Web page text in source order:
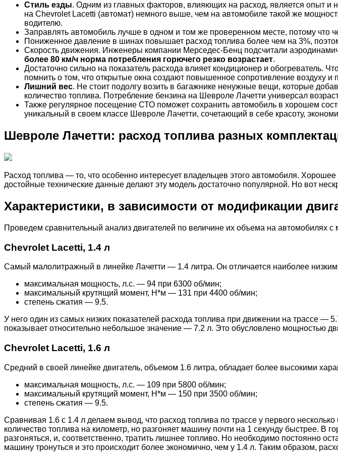
Стиль езды. Одним из главных факторов, влияющих на расход, является опыт
на Chevrolet Lacetti (автомат) немного выше, чем на автомобиле такой же
водителю.
Заправлять автомобиль лучше в одном и том же проверенном месте, потому что
Пониженное давление в шинах повышает расход топлива более чем на 3%,
Скорость движения. Инженеры компании Мерседес-Бенц подсчитали
более 80 км/ч норма потребления горючего резко возрастает.
Достаточно сильно на показатель расхода влияет кондиционер и обогреватель.
помнить о том, что открытые окна создают повышенное сопротивление воздуху и
Лишний вес. Не стоит подолгу возить в багажнике ненужные вещи, которые
количество топлива. Потребление бензина на Шевроле Лачетти универсал
Также регулярное посещение СТО поможет сохранить автомобиль в хорошем
уникальный в своем классе Шевроле Лачетти, сочетающий в себе красоту,
Шевроле Лачетти: расход топлива разных
Расход топлива — то, что особенно интересует владельцев этого автомобиля.
достойные технические данные делают эту модель достаточно популярной. Но вот
Характеристики, в зависимости от модификации
Проведем сравнительный анализ двигателей по величине их объема на автомобилях с
Chevrolet Lacetti, 1.4 л
Самый малолитражный в линейке Лачетти — 1.4 литра. Он отличается наиболее
максимальная мощность, л.с. — 94 при 6300 об/мин;
максимальный крутящий момент, Н*м — 131 при 4400 об/мин;
степень сжатия — 9.5.
У него один из самых низких показателей расхода топлива при движении на трассе
показывает относительно небольшое значение — 7.2 л. Это обусловлено мощностью
Chevrolet Lacetti, 1.6 л
Средний в своей линейке двигатель, объемом 1.6 литра, обладает более высокими
максимальная мощность, л.с. — 109 при 5800 об/мин;
максимальный крутящий момент, Н*м — 150 при 3500 об/мин;
степень сжатия — 9.5.
Сравнивая 1.6 с 1.4 л делаем вывод, что расход топлива по трассе у первого
количество топлива на километр, но разгоняет машину почти на 1 секунду быстрее. В
разгоняться, и, соответственно, тратить лишнее топливо. Но необходимо постоянно
машину тронуться и это происходит более экономично, чем у 1.4 л. Таким образом,